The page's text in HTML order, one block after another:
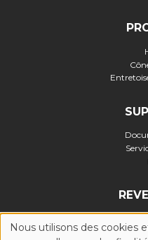
Nous utilisons des cookies